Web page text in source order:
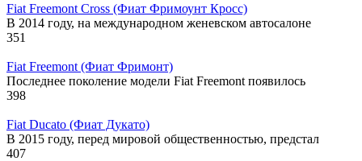
Fiat Freemont Cross (Фиат Фримоунт Кросс)
В 2014 году, на международном женевском автосалоне
351
Fiat Freemont (Фиат Фримонт)
Последнее поколение модели Fiat Freemont появилось
398
Fiat Ducato (Фиат Дукато)
В 2015 году, перед мировой общественностью, предстал
407